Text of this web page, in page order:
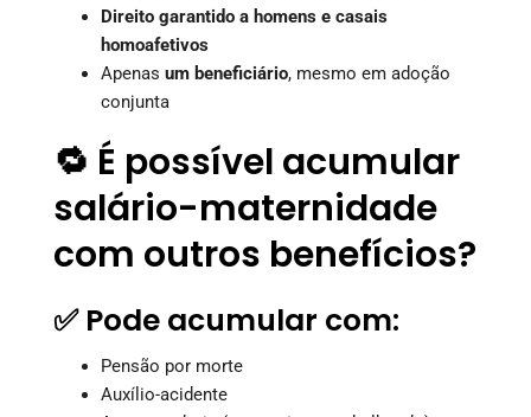
Direito garantido a homens e casais
homoafetivos
Apenas um beneficiário, mesmo em adoção
conjunta
🔁 É possível acumular
salário-maternidade
com outros benefícios?
✅ Pode acumular com:
Pensão por morte
Auxílio-acidente